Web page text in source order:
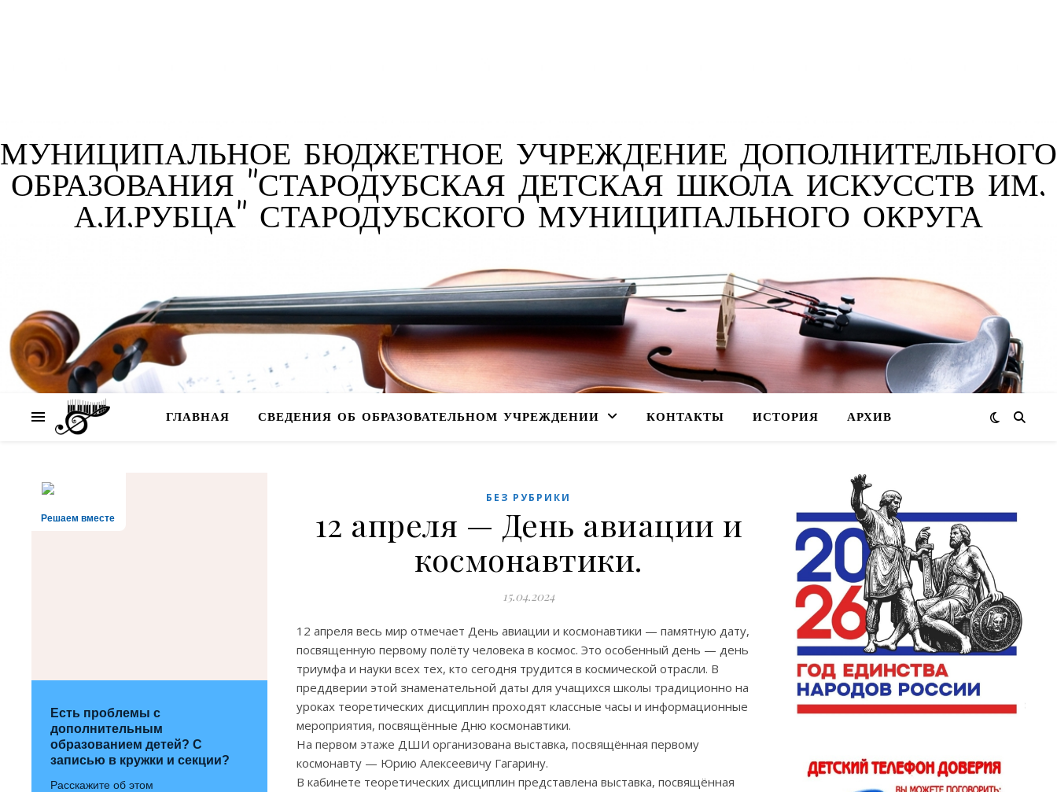
МУНИЦИПАЛЬНОЕ БЮДЖЕТНОЕ УЧРЕЖДЕНИЕ ДОПОЛНИТЕЛЬНОГО
ОБРАЗОВАНИЯ "СТАРОДУБСКАЯ ДЕТСКАЯ ШКОЛА ИСКУССТВ ИМ.
А.И.РУБЦА" СТАРОДУБСКОГО МУНИЦИПАЛЬНОГО ОКРУГА
ГЛАВНАЯ СВЕДЕНИЯ ОБ ОБРАЗОВАТЕЛЬНОМ УЧРЕЖДЕНИИ КОНТАКТЫ ИСТОРИЯ АРХИВ
Решаем вместе
Есть проблемы с
дополнительным
образованием детей? С
записью в кружки и секции?
Расскажите об этом
БЕЗ РУБРИКИ
12 апреля — День авиации и
космонавтики.
15.04.2024
12 апреля весь мир отмечает День авиации и космонавтики — памятную дату,
посвященную первому полёту человека в космос. Это особенный день — день
триумфа и науки всех тех, кто сегодня трудится в космической отрасли. В
преддверии этой знаменательной даты для учащихся школы традиционно на
уроках теоретических дисциплин проходят классные часы и информационные
мероприятия, посвящённые Дню космонавтики.
На первом этаже ДШИ организована выставка, посвящённая первому
космонавту — Юрию Алексеевичу Гагарину.
В кабинете теоретических дисциплин представлена выставка, посвящённая